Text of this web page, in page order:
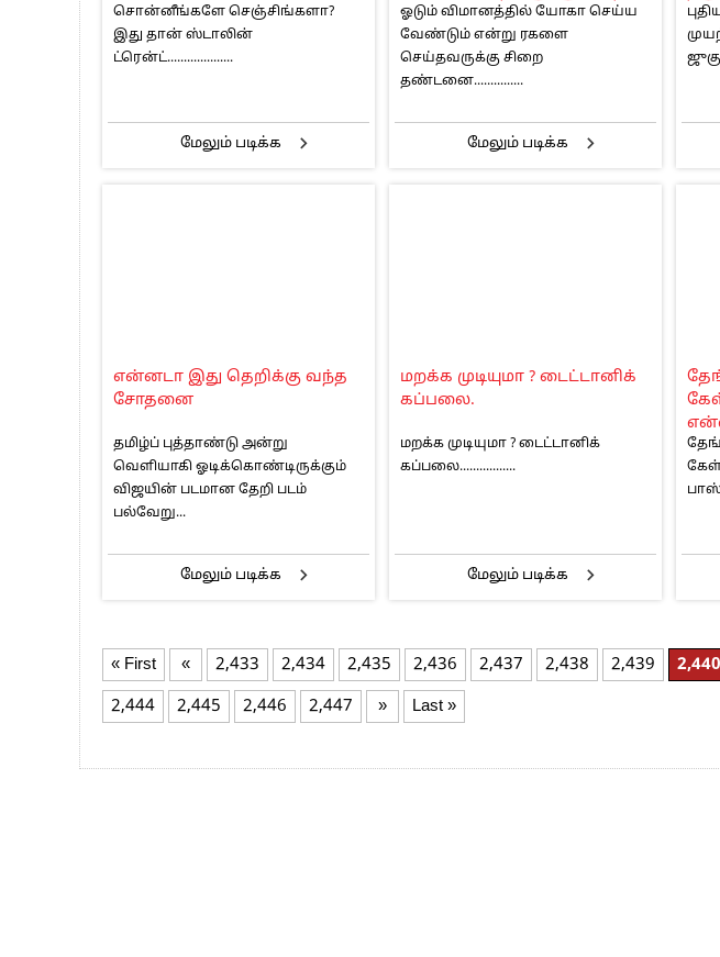
சொன்னீங்களே செஞ்சிங்களா?
இது தான் ஸ்டாலின்
ட்ரென்ட்....................
மேலும் படிக்க
தண்டனை.
ஓடும் விமானத்தில் யோகா செய்ய
வேண்டும் என்று ரகளை
செய்தவருக்கு சிறை
தண்டனை...............
மேலும் படிக்க
என்னடா இது தெறிக்கு வந்த
சோதனை
தமிழ்ப் புத்தாண்டு அன்று
வெளியாகி ஓடிக்கொண்டிருக்கும்
விஜயின் படமான தேறி படம்
பல்வேறு...
மேலும் படிக்க
மறக்க முடியுமா ? டைட்டானிக்
கப்பலை.
மறக்க முடியுமா ? டைட்டானிக்
கப்பலை.................
மேலும் படிக்க
« First « 2,433 2,434 2,435 2,436 2,437 2,438 2,439 2,440
2,444
2,445 2,446 2,447 » Last »